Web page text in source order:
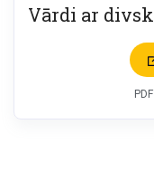
Vārdi ar